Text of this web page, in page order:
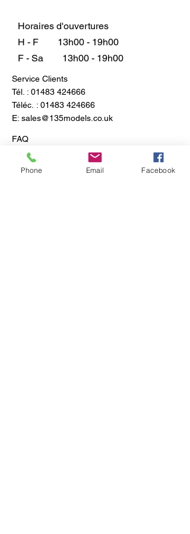
Horaires d'ouvertures
H - F
13h00 - 19h00
F - Sa
13h00 - 19h00
Service Clients
Tél. : 01483 424666
Téléc. : 01483 424666
E: sales@135models.co.uk
FAQ
Expédition & retours
Politique du magasin
Phone Email Facebook